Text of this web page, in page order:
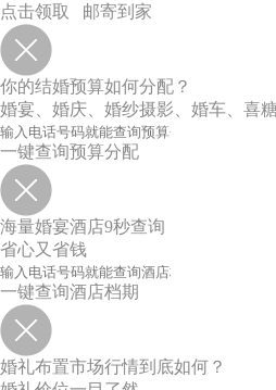
点击领取 邮寄到家
你的结婚预算如何分配？
婚宴、婚庆、婚纱摄影、婚车、喜
一键查询预算分配
海量婚宴酒店9秒查询
省心又省钱
一键查询酒店档期
婚礼布置市场行情到底如何？